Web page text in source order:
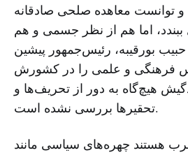
و توانست معاهده صلحی صادقانه
ببندد، اما هم از نظر جسمی و هم
بورقیبه، رئیس‌جمهور پیشین
فرهنگی و علمی را در کشورش
هیچ‌گاه به دور از تحریف‌ها و
تحقیر‌ها بررسی نشده است.
هستند چهره‌های سیاسی مانند